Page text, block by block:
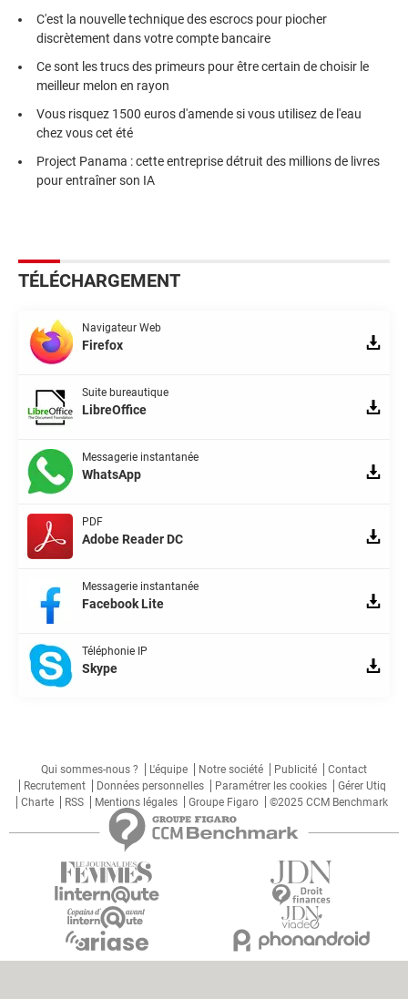
C'est la nouvelle technique des escrocs pour piocher
discrètement dans votre compte bancaire
Ce sont les trucs des primeurs pour être certain de choisir le
meilleur melon en rayon
Vous risquez 1500 euros d'amende si vous utilisez de l'eau
chez vous cet été
Project Panama : cette entreprise détruit des millions de livres
pour entraîner son IA
TÉLÉCHARGEMENT
Navigateur Web
Firefox
Suite bureautique
LibreOffice
Messagerie instantanée
WhatsApp
PDF
Adobe Reader DC
Messagerie instantanée
Facebook Lite
Téléphonie IP
Skype
Qui sommes-nous ? L'équipe Notre société Publicité
Contact
Recrutement
Données personnelles Paramétrer les cookies
Gérer Utiq
Charte
RSS Mentions légales Groupe Figaro ©2025 CCM Benchmark